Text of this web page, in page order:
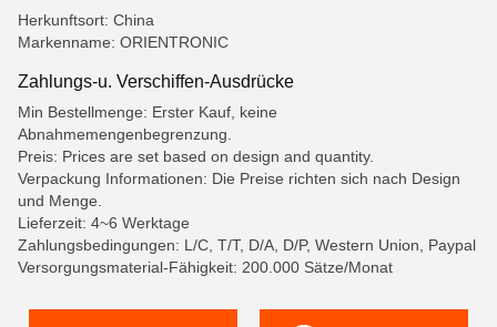
Herkunftsort: China
Markenname: ORIENTRONIC
Zahlungs-u. Verschiffen-Ausdrücke
Min Bestellmenge: Erster Kauf, keine
Abnahmemengenbegrenzung.
Preis: Prices are set based on design and quantity.
Verpackung Informationen: Die Preise richten sich nach Design
und Menge.
Lieferzeit: 4~6 Werktage
Zahlungsbedingungen: L/C, T/T, D/A, D/P, Western Union, Paypal
Versorgungsmaterial-Fähigkeit: 200.000 Sätze/Monat